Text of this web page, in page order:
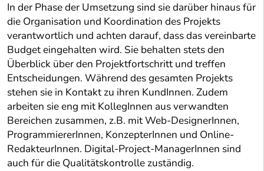
In der Phase der Umsetzung sind sie darüber hinaus für
die Organisation und Koordination des Projekts
verantwortlich und achten darauf, dass das vereinbarte
Budget eingehalten wird. Sie behalten stets den
Überblick über den Projektfortschritt und treffen
Entscheidungen. Während des gesamten Projekts
stehen sie in Kontakt zu ihren KundInnen. Zudem
arbeiten sie eng mit KollegInnen aus verwandten
Bereichen zusammen, z.B. mit Web-DesignerInnen,
ProgrammiererInnen, KonzepterInnen und Online-
RedakteurInnen. Digital-Project-ManagerInnen sind
auch für die Qualitätskontrolle zuständig.